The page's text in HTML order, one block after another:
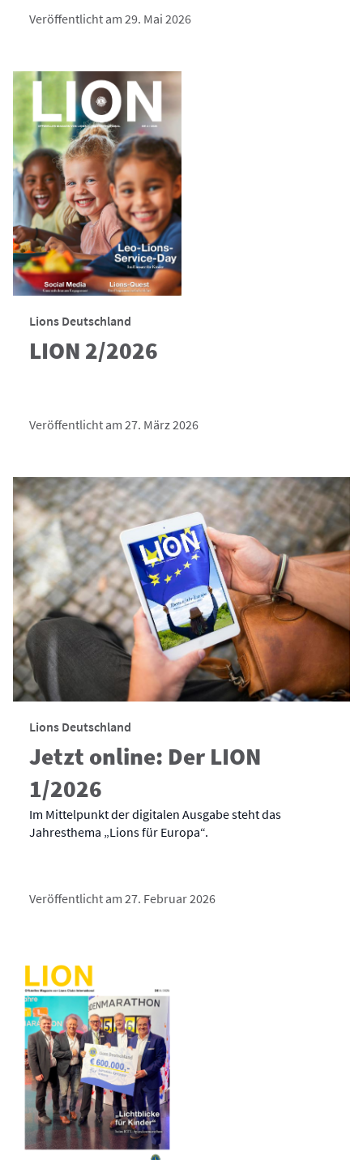
Veröffentlicht am 29. Mai 2026
Lions Deutschland
LION 2/2026
Veröffentlicht am 27. März 2026
Lions Deutschland
Jetzt online: Der LION
1/2026
Im Mittelpunkt der digitalen Ausgabe steht das
Jahresthema „Lions für Europa“.
Veröffentlicht am 27. Februar 2026